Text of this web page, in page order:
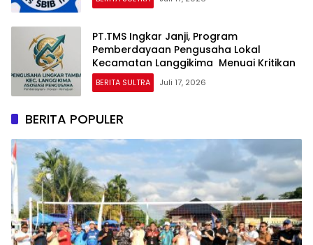
PT.TMS Ingkar Janji, Program
Pemberdayaan Pengusaha Lokal
Kecamatan Langgikima Menuai Kritikan
BERITA SULTRA Juli 17, 2026
BERITA POPULER